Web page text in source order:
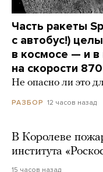
Часть ракеты
с автобус!)
в космосе — и в
на скорости
Не опасно ли это
РАЗБОР 12 часов назад
В Королеве
института
15 часов назад